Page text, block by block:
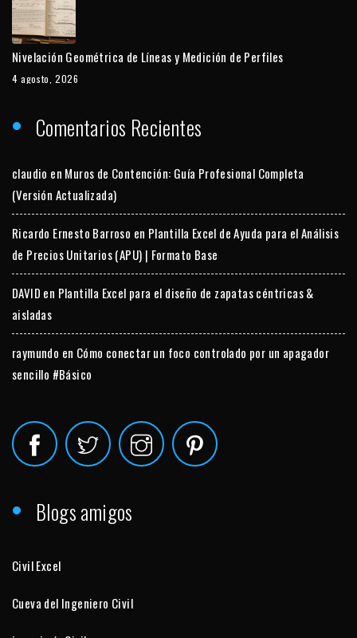
Nivelación Geométrica de Líneas y Medición de Perfiles
4 agosto, 2026
Comentarios Recientes
claudio en Muros de Contención: Guía Profesional Completa
(Versión Actualizada)
Ricardo Ernesto Barroso en Plantilla Excel de Ayuda para el Análisis
de Precios Unitarios (APU) | Formato Base
DAVID en Plantilla Excel para el diseño de zapatas céntricas &
aisladas
raymundo en Cómo conectar un foco controlado por un apagador
sencillo #Básico
Blogs amigos
Civil Excel
Cueva del Ingeniero Civil